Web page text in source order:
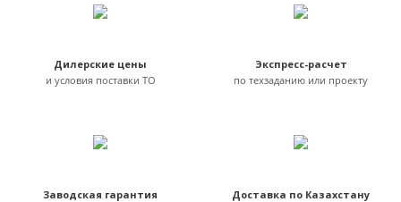
Дилерские цены
и условия поставки ТО
Экспресс-расчет
по техзаданию или проекту
Заводская гарантия
Доставка по Казахстану